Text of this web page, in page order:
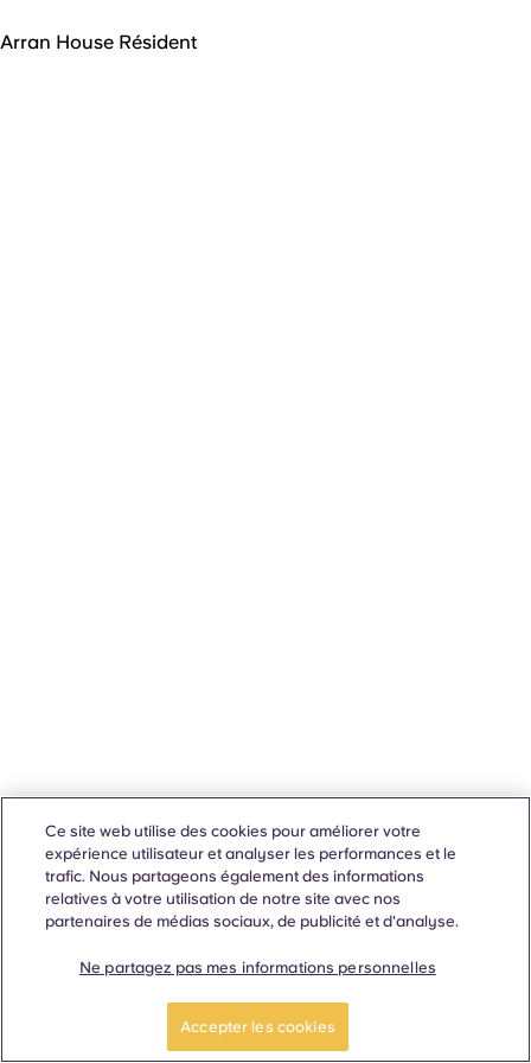
Arran House Résident
Ce site web utilise des cookies pour améliorer votre
expérience utilisateur et analyser les performances et le
trafic. Nous partageons également des informations
relatives à votre utilisation de notre site avec nos
partenaires de médias sociaux, de publicité et d'analyse.
Ne partagez pas mes informations personnelles
Accepter les cookies